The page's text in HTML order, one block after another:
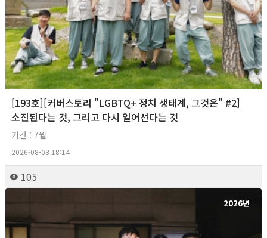
[193호][커버스토리 "LGBTQ+ 정치 생태계, 그것은" #2]
소진된다는 것, 그리고 다시 일어선다는 것
기간 : 7월
2026-08-03 18:14
105
2026년